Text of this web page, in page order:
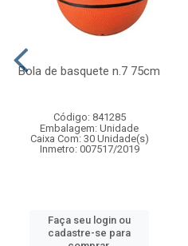
Bola de basquete n.7 75cm
Código: 841285
Embalagem: Unidade
Caixa Com: 30 Unidade(s)
Inmetro: 007517/2019
Faça seu login ou
cadastre-se para